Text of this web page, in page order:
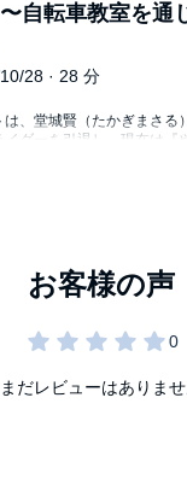
を持ってもらいたい、（
文章の書き方を多くの人に
想いがあるのか、是非エピ
ージ
n/n50b8390660d7
を一人でも減らしたい！
はなく、トレーニングで誰
アナウンサーになるのも
悩むことがあると、素直
の人に関わる姿は本気だ
語化が出来るのかをご自身
きる本の出版してみたいと
がもっと面白くしたい！と
自転車教室を通
28 · 28 分
、堂城賢（たかぎまさる
イダーを引退し、現在は『
て活動されている。
ったことありますか？
か、流行っているとかに流
も伝わってきました。
まだレビューはありま